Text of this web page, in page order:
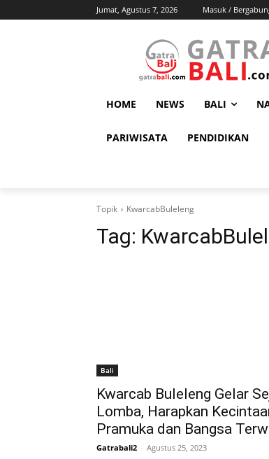
Jumat, Agustus 7, 2026 Masuk /
HOME NEWS BALI
PARIWISATA PENDIDIKAN
Topik KwarcabBuleleng
Tag:
Bali
Kwarcab Buleleng Gelar
Lomba, Harapkan
Pramuka dan Bangsa
Gatrabali2 - Agustus 25, 2023